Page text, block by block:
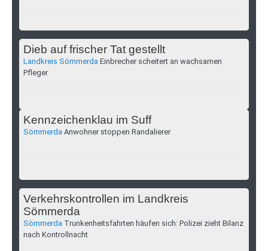
Dieb auf frischer Tat gestellt
Landkreis Sömmerda Einbrecher scheitert an wachsamen
Pfleger
Kennzeichenklau im Suff
Sömmerda Anwohner stoppen Randalierer
Verkehrskontrollen im Landkreis
Sömmerda
Sömmerda Trunkenheitsfahrten häufen sich: Polizei zieht Bilanz
nach Kontrollnacht